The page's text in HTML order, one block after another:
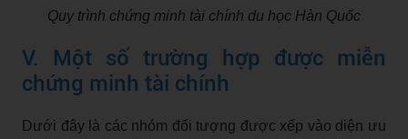
Quy trình chứng minh tài chính du học Hàn Quốc
V. Một số trường hợp được miễn
chứng minh tài chính
Dưới đây là các nhóm đối tượng được xếp vào diện ưu